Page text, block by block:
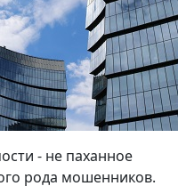
- не паханное
рода мошенников.